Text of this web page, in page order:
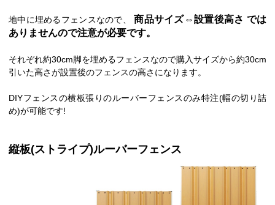
地中に埋めるフェンスなので、 商品サイズ⇔設置後高さ では
ありませんので注意が必要です。
それぞれ約30cm脚を埋めるフェンスなので購入サイズから約30cm
引いた高さが設置後のフェンスの高さになります。
DIYフェンスの横板張りのルーバーフェンスのみ特注(幅の切り詰
め)が可能です!
縦板(ストライプ)ルーバーフェンス